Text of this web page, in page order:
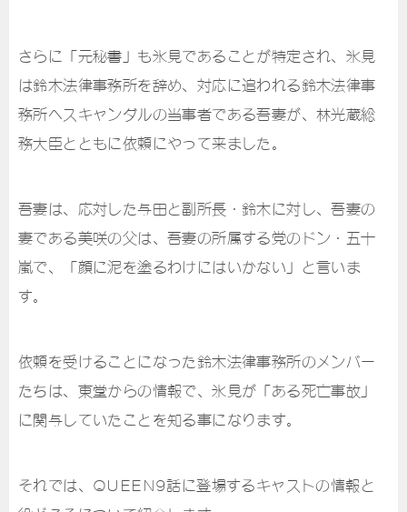
さらに「元秘書」も氷見であることが特定され、氷見
は鈴木法律事務所を辞め、対応に追われる鈴木法律事
務所へスキャンダルの当事者である吾妻が、林光蔵総
務大臣とともに依頼にやって来ました。
吾妻は、応対した与田と副所長・鈴木に対し、吾妻の
妻である美咲の父は、吾妻の所属する党のドン・五十
嵐で、「顔に泥を塗るわけにはいかない」と言いま
す。
依頼を受けることになった鈴木法律事務所のメンバー
たちは、東堂からの情報で、氷見が「ある死亡事故」
に関与していたことを知る事になります。
それでは、QUEEN9話に登場するキャストの情報と